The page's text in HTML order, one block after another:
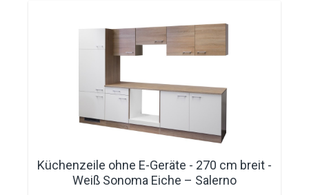
Küchenzeile ohne E-Geräte - 270 cm breit -
Weiß Sonoma Eiche – Salerno